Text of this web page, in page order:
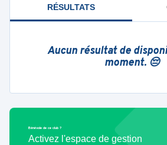
RÉSULTATS
Aucun résultat de
moment. 😔
Bénévole de ce club ?
Activez l'espace de gestion